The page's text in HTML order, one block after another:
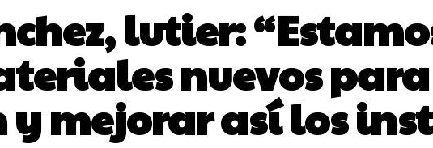
lutier:
nuevos para
y mejorar así los